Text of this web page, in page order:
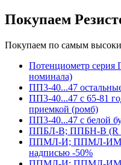
Покупаем
Покупаем по самым
Потенциометр
номинала)
ПП3-40...47
ПП3-40...47 с 65-81
приемкой (ромб)
ПП3-40...47 с белой
ППБЛ-В; ППБН-В (R
ППМЛ-И; ППМЛ-ИМ;
надписью -50%